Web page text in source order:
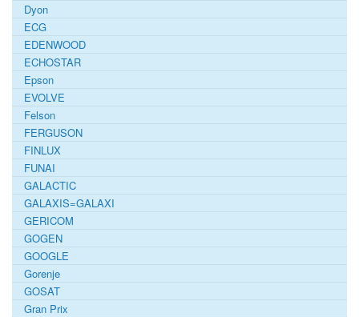
Dyon
ECG
EDENWOOD
ECHOSTAR
Epson
EVOLVE
Felson
FERGUSON
FINLUX
FUNAI
GALACTIC
GALAXIS=GALAXI
GERICOM
GOGEN
GOOGLE
Gorenje
GOSAT
Gran Prix